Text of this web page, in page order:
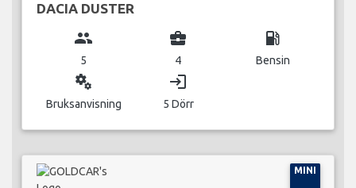
DACIA DUSTER
group
5
business_center
4
local_gas_station
Bensin
miscellaneous_services
Bruksanvisning
login
5 Dörr
MINI